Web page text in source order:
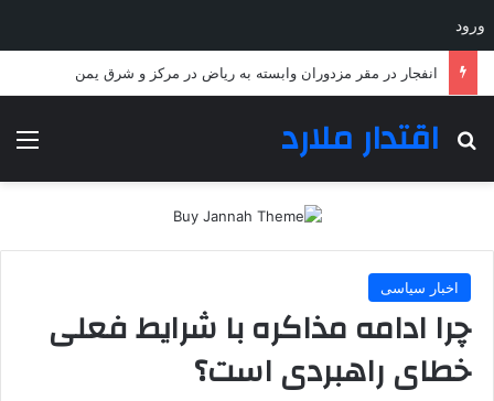
ورود
انفجار در مقر مزدوران وابسته به ریاض در مرکز و شرق یمن
اقتدار ملارد
جستجو برای
اخبار سیاسی
چرا ادامه مذاکره با شرایط فعلی
خطای راهبردی است؟